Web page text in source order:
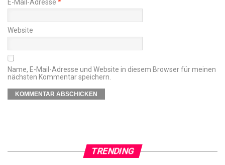
E-Mail-Adresse *
Website
Name, E-Mail-Adresse und Website in diesem Browser für meinen
nächsten Kommentar speichern.
TRENDING